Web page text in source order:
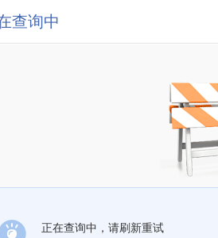
查询中
正在查询中，请刷新重试